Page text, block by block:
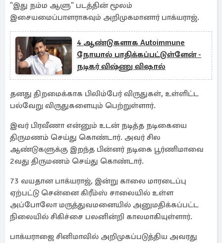
"இது நம்ம ஆளு" படத்தின் மூலம்
இசையமைப்பாளராகவும் அறிமுகமானார் பாக்யராஜ்.
4 ஆண்டுகளாக Autoimmune
நோயால் பாதிக்கப்பட்டுள்ளேன் -
நடிகர் விஷ்ணு விஷால்
தனது திறமைக்காக பிலிம்பேர் விருதுகள், உள்ளிட்ட
பல்வேறு விருதுகளையும் பெற்றுள்ளார்.
இவர் பிரவீணா என்னும் உடன் நடித்த நடிகையை
திருமணம் செய்து கொண்டார். அவர் சில
ஆண்டுகளுக்கு இறந்த பின்னர் நடிகை பூர்ணிமாவை
2வது திருமணம் செய்து கொண்டார்.
73 வயதான பாக்யராஜ், இன்று காலை மாரடைப்பு
ஏற்பட்டு சென்னை கிரீம்ஸ் சாலையில் உள்ள
அப்போலோ மருத்துவமனையில் அனுமதிக்கப்பட்ட
நிலையில் சிகிச்சை பலனின்றி காலமாகியுள்ளார்.
பாக்யராஜை சினிமாவில் அறிமுகப்படுத்திய அவரது